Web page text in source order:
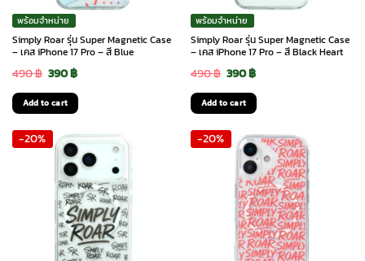
พร้อมจำหน่าย
Simply Roar รุ่น Super Magnetic Case
– เคส iPhone 17 Pro – สี Blue
490฿ Original
price
was:
490 ฿.
390฿Current
price
390 ฿.
Add to cart
พร้อมจำหน่าย
Simply Roar รุ่น Super Magnetic Case
– เคส iPhone 17 Pro – สี Black Heart
490฿ Original
price
was:
490 ฿.
390฿Current
price
390 ฿.
Add to cart
-20% -20%